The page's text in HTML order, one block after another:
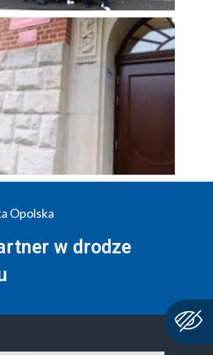
Opolska
w drodze